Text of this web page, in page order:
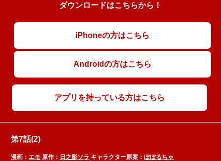
ダウンロードはこちらから！
iPhoneの方はこちら
Androidの方はこちら
アプリを持っている方はこちら
第7話(2)
漫画：エモ 原作： 日之影ソラ キャラクター原案：ぽぽるちゃ